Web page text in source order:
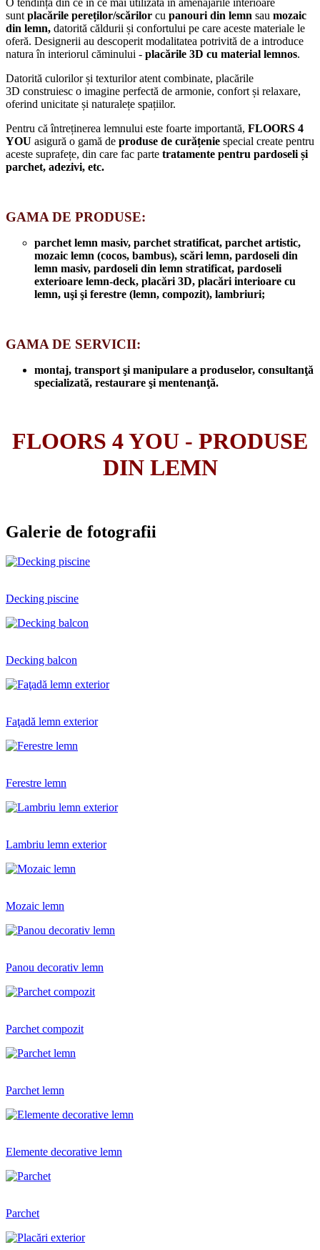
sunt placările pereților/scărilor cu panouri din lemn sau mozaic
din lemn, datorită căldurii și confortului pe care aceste materiale le
oferă. Designerii au descoperit modalitatea potrivită de a introduce
natura în interiorul căminului - placările 3D cu material lemnos.
Datorită culorilor și texturilor atent combinate, placările
3D construiesc o imagine perfectă de armonie, confort și relaxare,
oferind unicitate și naturalețe spațiilor.
Pentru că întreținerea lemnului este foarte importantă, FLOORS 4
YOU asigură o gamă de produse de curățenie special create pentru
aceste suprafețe, din care fac parte tratamente pentru pardoseli și
parchet, adezivi, etc.
GAMA DE PRODUSE:
parchet lemn masiv, parchet stratificat, parchet artistic,
mozaic lemn (cocos, bambus), scări lemn, pardoseli din
lemn masiv, pardoseli din lemn stratificat, pardoseli
exterioare lemn-deck, placări 3D, placări interioare cu
lemn, uşi şi ferestre (lemn, compozit), lambriuri;
GAMA DE SERVICII:
montaj, transport şi manipulare a produselor, consultanţă
specializată, restaurare şi mentenanţă.
FLOORS 4 YOU - PRODUSE
DIN LEMN
Galerie de fotografii
Decking piscine
Decking balcon
Faţadă lemn exterior
Ferestre lemn
Lambriu lemn exterior
Mozaic lemn
Panou decorativ lemn
Parchet compozit
Parchet lemn
Elemente decorative lemn
Parchet